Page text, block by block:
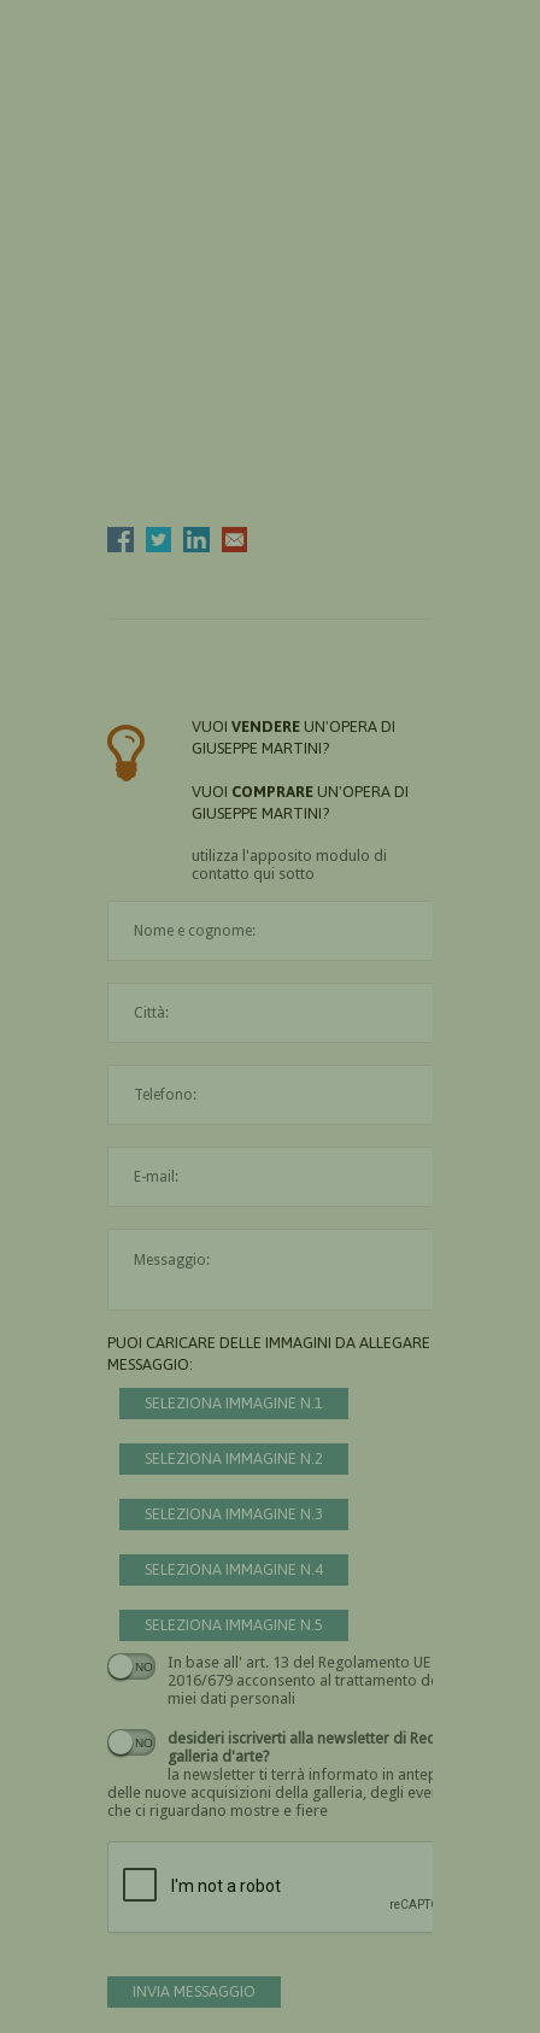
VUOI VENDERE UN'OPERA DI
GIUSEPPE MARTINI?
VUOI COMPRARE UN'OPERA DI
GIUSEPPE MARTINI?
utilizza l'apposito modulo di
contatto qui sotto
PUOI CARICARE DELLE IMMAGINI DA ALLEGARE AL
MESSAGGIO:
SELEZIONA IMMAGINE N.1
SELEZIONA IMMAGINE N.2
SELEZIONA IMMAGINE N.3
SELEZIONA IMMAGINE N.4
SELEZIONA IMMAGINE N.5
In base all' art. 13 del Regolamento UE n.
2016/679 acconsento al trattamento dei
miei dati personali
Devi dare il consenso
desideri iscriverti alla newsletter di Recta
galleria d'arte?
la newsletter ti terrà informato in anteprima
delle nuove acquisizioni della galleria, degli eventi
che ci riguardano mostre e fiere
INVIA MESSAGGIO